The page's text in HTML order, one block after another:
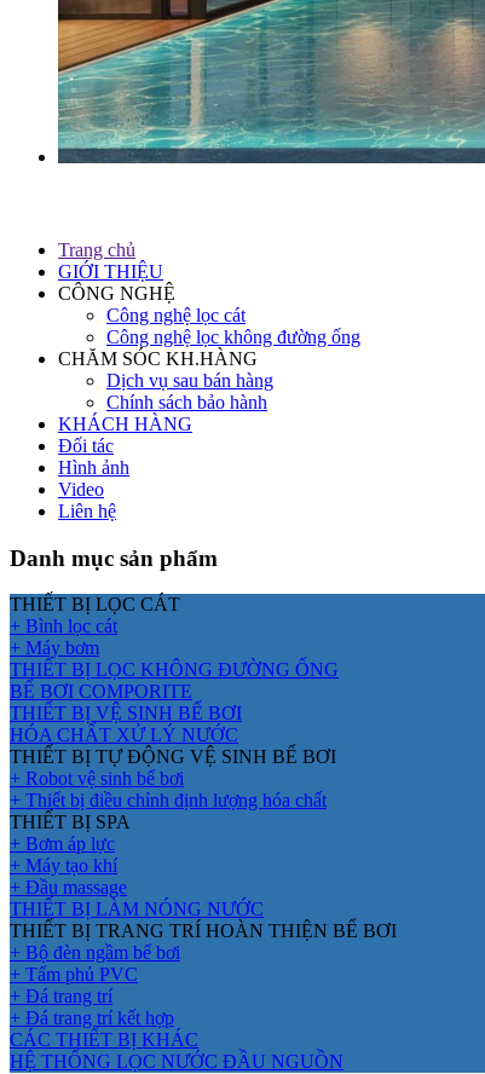
Trang chủ
GIỚI THIỆU
CÔNG NGHỆ
Công nghệ lọc cát
Công nghệ lọc không đường ống
CHĂM SÓC KH.HÀNG
Dịch vụ sau bán hàng
Chính sách bảo hành
KHÁCH HÀNG
Đối tác
Hình ảnh
Video
Liên hệ
Danh mục sản phẩm
THIẾT BỊ LỌC CÁT
+ Bình lọc cát
+ Máy bơm
THIẾT BỊ LỌC KHÔNG ĐƯỜNG ỐNG
BỂ BƠI COMPORITE
THIẾT BỊ VỆ SINH BỂ BƠI
HÓA CHẤT XỬ LÝ NƯỚC
THIẾT BỊ TỰ ĐỘNG VỆ SINH BỂ BƠI
+ Robot vệ sinh bể bơi
+ Thiết bị điều chỉnh định lượng hóa chất
THIẾT BỊ SPA
+ Bơm áp lực
+ Máy tạo khí
+ Đầu massage
THIẾT BỊ LÀM NÓNG NƯỚC
THIẾT BỊ TRANG TRÍ HOÀN THIỆN BỂ BƠI
+ Bộ đèn ngầm bể bơi
+ Tấm phủ PVC
+ Đá trang trí
+ Đá trang trí kết hợp
CÁC THIẾT BỊ KHÁC
HỆ THỐNG LỌC NƯỚC ĐẦU NGUỒN